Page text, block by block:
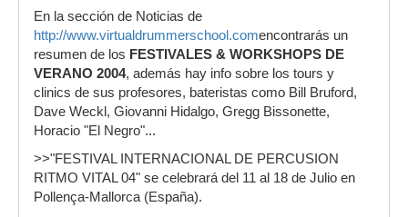
En la sección de Noticias de
http://www.virtualdrummerschool.comencontrarás un
resumen de los FESTIVALES & WORKSHOPS DE
VERANO 2004, además hay info sobre los tours y
clinics de sus profesores, bateristas como Bill Bruford,
Dave Weckl, Giovanni Hidalgo, Gregg Bissonette,
Horacio "El Negro"...
>>"FESTIVAL INTERNACIONAL DE PERCUSION
RITMO VITAL 04" se celebrará del 11 al 18 de Julio en
Pollença-Mallorca (España).